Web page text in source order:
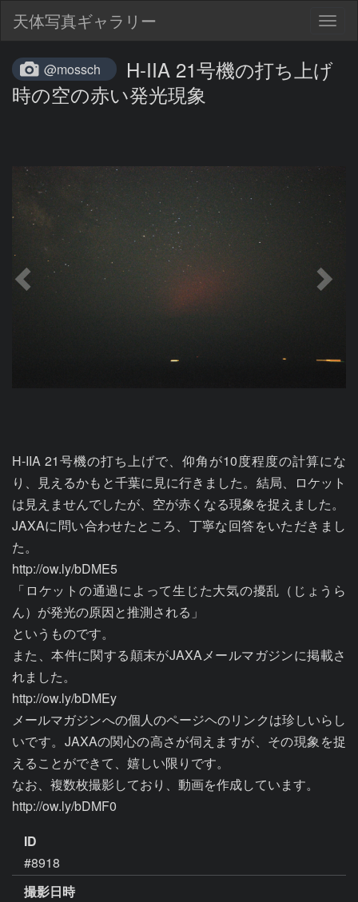
天体写真ギャラリー
@mossch
H-IIA 21号機の打ち上げ
時の空の赤い発光現象
H-IIA 21号機の打ち上げで、仰角が10度程度の計算にな
り、見えるかもと千葉に見に行きました。結局、ロケット
は見えませんでしたが、空が赤くなる現象を捉えました。
JAXAに問い合わせたところ、丁寧な回答をいただきまし
た。
http://ow.ly/bDME5
「ロケットの通過によって生じた大気の擾乱（じょうら
ん）が発光の原因と推測される」
というものです。
また、本件に関する顛末がJAXAメールマガジンに掲載さ
れました。
http://ow.ly/bDMEy
メールマガジンへの個人のページヘのリンクは珍しいらし
いです。JAXAの関心の高さが伺えますが、その現象を捉
えることができて、嬉しい限りです。
なお、複数枚撮影しており、動画を作成しています。
http://ow.ly/bDMF0
ID
#8918
撮影日時